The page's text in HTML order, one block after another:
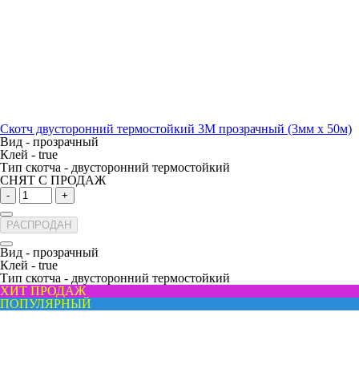
Скотч двусторонний термостойкий 3M прозрачный (3мм х 50м)
Вид - прозрачный
Клей - true
Тип скотча - двусторонний термостойкий
СНЯТ С ПРОДАЖ
- +
РАСПРОДАН
Вид - прозрачный
Клей - true
Тип скотча - двусторонний термостойкий
ХИТ ПРОДАЖ
ПОПУЛЯРНЫЙ